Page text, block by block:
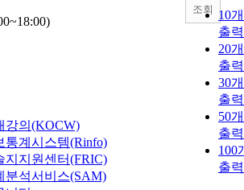
10
출력
20
출력
30
출력
50
출력
100
출력
조회
강의(KOCW)
통계시스템(Rinfo)
지지원센터(FRIC)
분석서비스(SAM)